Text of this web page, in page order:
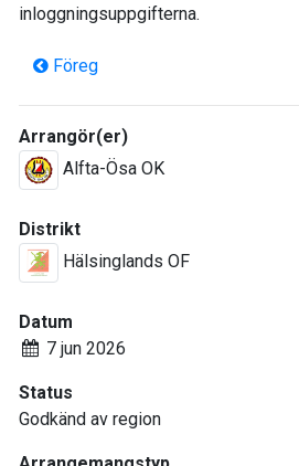
inloggningsuppgifterna.
Föreg
Arrangör(er)
Alfta-Ösa OK
Distrikt
Hälsinglands OF
Datum
7 jun 2026
Status
Godkänd av region